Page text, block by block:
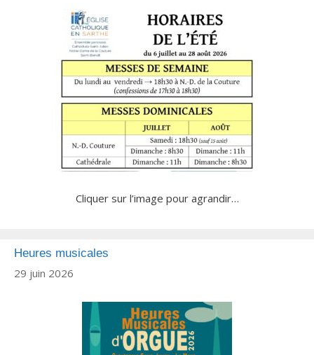
Cliquer sur l’image pour agrandir…
Heures musicales
29 juin 2026